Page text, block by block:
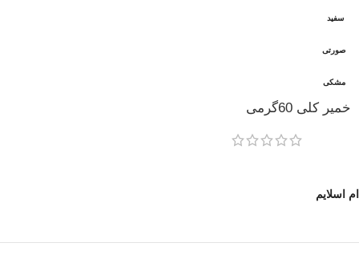
سفید
صورتی
مشکی
خمیر کلی 60گرمی
ام اسلایم